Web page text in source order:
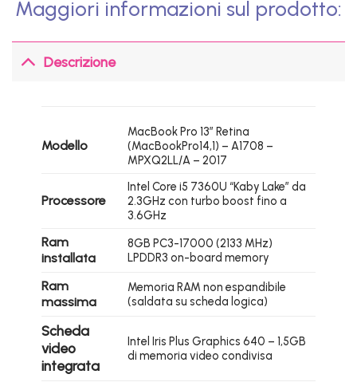
Maggiori informazioni sul prodotto:
Descrizione
Modello
MacBook Pro 13″ Retina
(MacBookPro14,1) – A1708 –
MPXQ2LL/A – 2017
Processore
Intel Core i5 7360U “Kaby Lake” da
2.3GHz con turbo boost fino a
3.6GHz
Ram
installata
8GB PC3-17000 (2133 MHz)
LPDDR3 on-board memory
Ram
massima
Memoria RAM non espandibile
(saldata su scheda logica)
Scheda
video
integrata
Intel Iris Plus Graphics 640 – 1,5GB
di memoria video condivisa